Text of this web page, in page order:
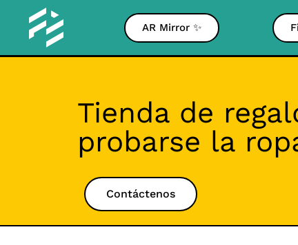
AR Mirror ✨
Tienda de
probarse la
Contáctenos